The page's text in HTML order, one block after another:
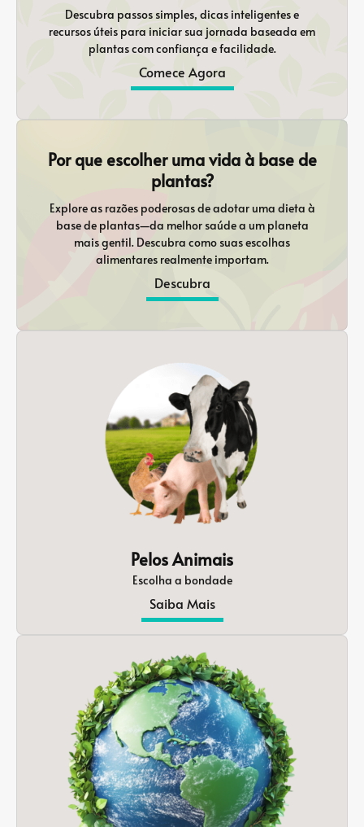
Descubra passos simples, dicas inteligentes e
recursos úteis para iniciar sua jornada baseada em
plantas com confiança e facilidade.
Comece Agora
Por que escolher uma vida à base de
plantas?
Explore as razões poderosas de adotar uma dieta à
base de plantas—da melhor saúde a um planeta
mais gentil. Descubra como suas escolhas
alimentares realmente importam.
Descubra
Pelos Animais
Escolha a bondade
Saiba Mais